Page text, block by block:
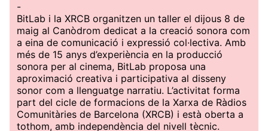
-
BitLab i la XRCB organitzen un taller el dijous 8 de
maig al Canòdrom dedicat a la creació sonora com
a eina de comunicació i expressió col·lectiva. Amb
més de 15 anys d’experiència en la producció
sonora per al cinema, BitLab proposa una
aproximació creativa i participativa al disseny
sonor com a llenguatge narratiu. L’activitat forma
part del cicle de formacions de la Xarxa de Ràdios
Comunitàries de Barcelona (XRCB) i està oberta a
tothom, amb independència del nivell tècnic.